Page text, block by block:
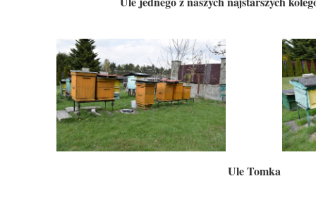
Ule Tomka